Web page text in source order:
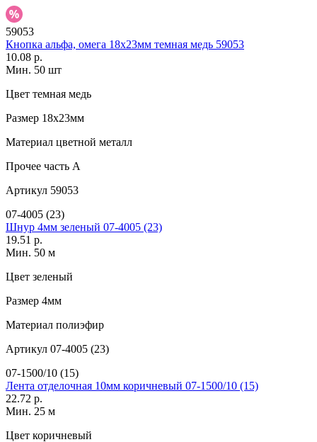
59053
Кнопка альфа, омега 18х23мм темная медь 59053
10.08 р.
Мин. 50 шт
Цвет темная медь
Размер 18х23мм
Материал цветной металл
Прочее часть A
Артикул 59053
07-4005 (23)
Шнур 4мм зеленый 07-4005 (23)
19.51 р.
Мин. 50 м
Цвет зеленый
Размер 4мм
Материал полиэфир
Артикул 07-4005 (23)
07-1500/10 (15)
Лента отделочная 10мм коричневый 07-1500/10 (15)
22.72 р.
Мин. 25 м
Цвет коричневый